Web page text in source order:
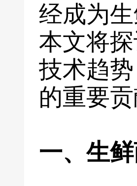
经成为
本文将
技术趋
的重要贡
一、生